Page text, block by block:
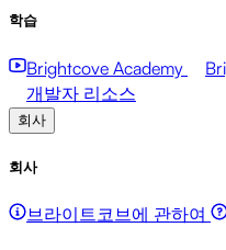
학습
Brightcove Academy
개발자 리소스
회사
회사
브라이트코브에 관하여